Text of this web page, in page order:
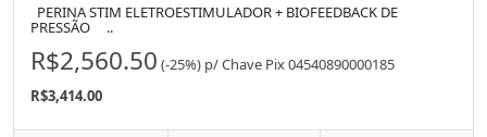
PERINA STIM ELETROESTIMULADOR + BIOFEEDBACK DE
PRESSÃO ..
R$2,560.50 (-25%) p/Chave Pix 04540890000185
R$3,414.00